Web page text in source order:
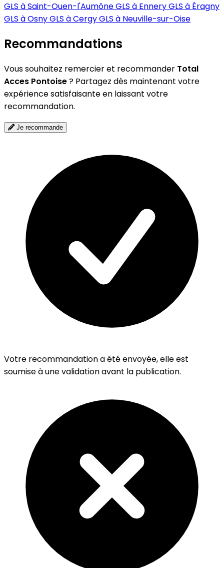
GLS à Saint-Ouen-l'AumôneGLS à EnneryGLS à Éragny
GLS à OsnyGLS à CergyGLS à Neuville-sur-Oise
Recommandations
Vous souhaitez remercier et recommander Total
Acces Pontoise? Partagez dès maintenant votre
expérience satisfaisante en laissant votre
recommandation.
Je recommande
Votre recommandation a été envoyée, elle est
soumise à une validation avant la publication.